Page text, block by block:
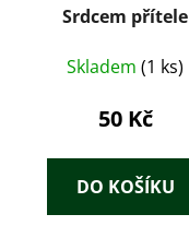
Srdcem přítele
Skladem (1 ks)
50 Kč
DO KOŠÍKU